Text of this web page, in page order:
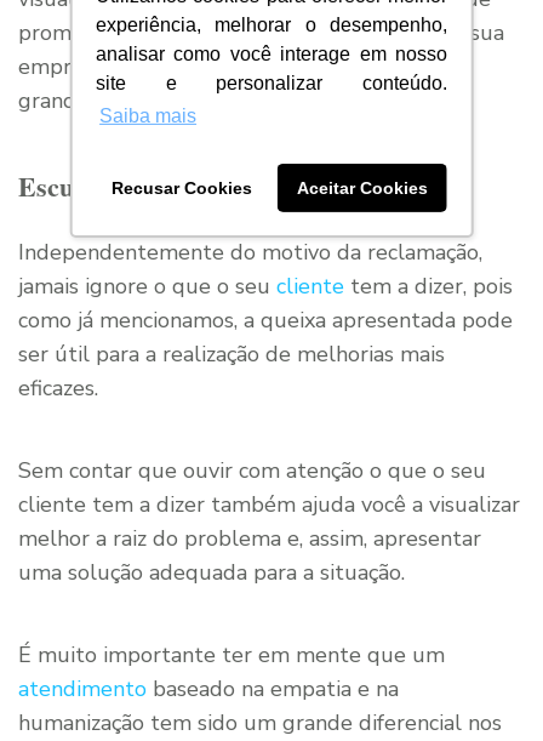
experiência, melhorar o desempenho,
analisar como você interage em nosso
site e personalizar conteúdo.
Saiba mais
Recusar Cookies Aceitar Cookies
promover a sua marca, manchar a imagem da sua
empresa também é uma possibilidade muito
grande nessas plataformas.
Escute o cliente
Independentemente do motivo da reclamação,
jamais ignore o que o seu cliente tem a dizer, pois
como já mencionamos, a queixa apresentada pode
ser útil para a realização de melhorias mais
eficazes.
Sem contar que ouvir com atenção o que o seu
cliente tem a dizer também ajuda você a visualizar
melhor a raiz do problema e, assim, apresentar
uma solução adequada para a situação.
É muito importante ter em mente que um
atendimento baseado na empatia e na
humanização tem sido um grande diferencial nos